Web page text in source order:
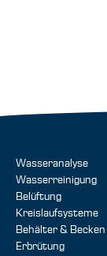
Wasseranalyse
Wasserreinigung
Belüftung
Kreislaufsysteme
Behälter & Becken
Erbrütung